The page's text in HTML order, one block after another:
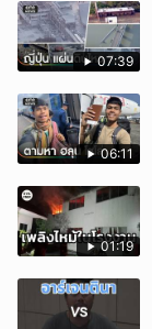
07:39
06:11
01:19